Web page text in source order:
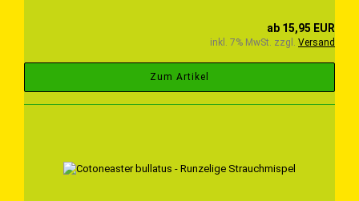
ab 15,95 EUR
inkl. 7% MwSt. zzgl. Versand
Zum Artikel